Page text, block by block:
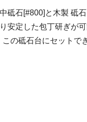
砥石[#800]と木製 砥石
安定した包丁研ぎが可
も、この砥石台